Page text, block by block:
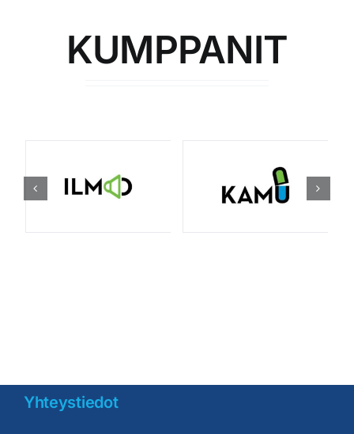
KUMPPANIT
Yhteystiedot